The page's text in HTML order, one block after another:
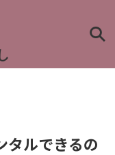
タルできるの